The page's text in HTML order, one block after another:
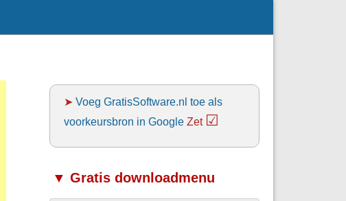
➤Voeg GratisSoftware.nl toe als
voorkeursbron in Google Zet ☑
▼ Gratis downloadmenu